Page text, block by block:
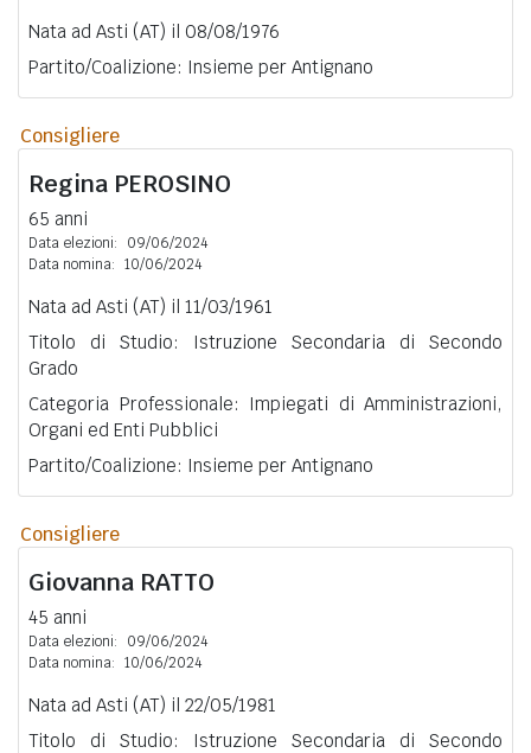
Nata ad Asti (AT) il 08/08/1976
Partito/Coalizione: Insieme per Antignano
Consigliere
Regina PEROSINO
65 anni
Data elezioni:
09/06/2024
Data nomina: 10/06/2024
Nata ad Asti (AT) il 11/03/1961
Titolo di Studio: Istruzione Secondaria di Secondo
Grado
Categoria Professionale: Impiegati di Amministrazioni,
Organi ed Enti Pubblici
Partito/Coalizione: Insieme per Antignano
Consigliere
Giovanna RATTO
45 anni
Data elezioni:
09/06/2024
Data nomina: 10/06/2024
Nata ad Asti (AT) il 22/05/1981
Titolo di Studio: Istruzione Secondaria di Secondo